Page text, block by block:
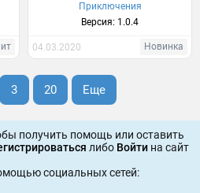
Приключения
Версия: 1.0.4
04.03.2020 Новинка
3 20 Еще
получить помощь или оставить
либо Войти на сайт
социальных сетей: